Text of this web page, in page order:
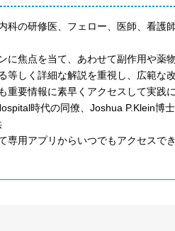
科の研修医、フェロー、医師、看護
に焦点を当て、あわせて副作用や薬
等しく詳細な解説を重視し、広範な
重要情報に素早くアクセスして実践
時代の同僚、Joshua P.Klein博
専用アプリからいつでもアクセスで